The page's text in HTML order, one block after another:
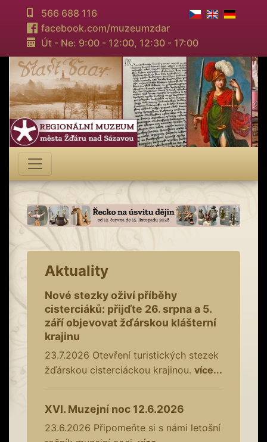
566 688 116
facebook.com/muzeumzdar
Út - Ne: 9:00 - 12:00, 12:30 - 17:00
Aktuality
Nové stezky oživí příběhy
cisterciáků: přijďte 26. srpna a 5.
září objevovat žďárskou klášterní
krajinu
23.7.2026 Otevření turistických stezek
žďárskou cisterciáckou krajinou. více...
XVI. Muzejní noc 12.6.2026
23.6.2026 Připomeňte si s námi letošní